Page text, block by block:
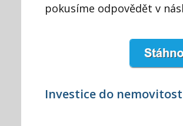
pokusíme odpovědět v
Investice do